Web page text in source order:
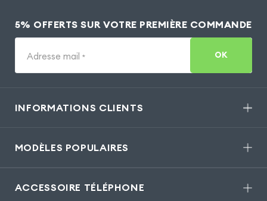
5% OFFERTS SUR VOTRE PREMIÈRE COMMANDE
Adresse mail * OK
INFORMATIONS CLIENTS
MODÈLES POPULAIRES
ACCESSOIRE TÉLÉPHONE